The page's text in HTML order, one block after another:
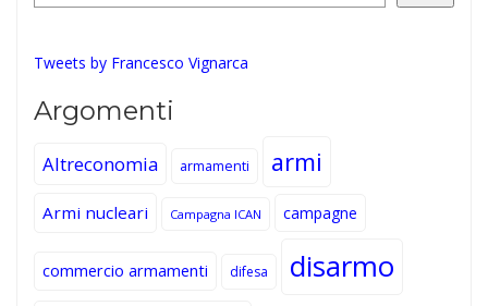
Tweets by Francesco Vignarca
Argomenti
Altreconomia armamenti armi
Armi nucleari Campagna ICAN campagne
commercio armamenti difesa disarmo